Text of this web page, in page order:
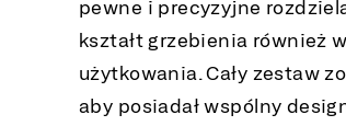
pewne i precyzyjne
kształt grzebienia również
użytkowania. Cały zestaw
aby posiadał wspólny